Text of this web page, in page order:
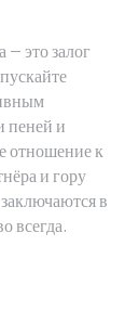
это залог
пеней и
отношение к
и гору
в
всегда.